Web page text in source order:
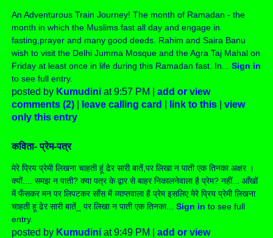
An Adventurous Train Journey! The month of Ramadan - the
month in which the Muslims fast all day and engage in
fasting,prayer and many good deeds. Rahim and Saira Banu
wish to visit the Delhi Jumma Mosque and the Agra Taj Mahal on
Friday at least once in life during this Ramadan fast. In...Sign in
to see full entry.
posted by Kumudini at 9:57 PM |add or view
comments (2)
leave calling card link to this |view
only this entry
कविता- प्रेम-पत्र
मेरे प्रिय प्रेमी लिखना चाहती हूं ढेर सारी बातें,पर लिखा न पाती एक तिनका अक्षर ।
क्यों.... समझ न पाती? क्या पत्र के द्वार से बाहर निकालनेवाला है प्रेम? नहीं... आँखों
में फँसकर मन पर लिपटकर साँस में व्याप्तवाला है प्रेम इसलिए मेरे प्रिय प्रेमी लिखना
चाहती हू ढेर सारी बातें_ पर लिखा न पाती एक तिनका...Sign in to see full
entry.
posted by Kumudini at 9:49 PM |add or view